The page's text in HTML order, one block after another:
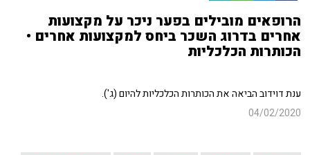
הרופאים מובילים בפער ניכר על מקצועות
אחרים בדרוג השכר ביחס למקצועות אחרים •
הכותרות הכלכליות
ענת דוידוב הביאה את הכותרות הכלכליות להיום (ג').
04/02/2020